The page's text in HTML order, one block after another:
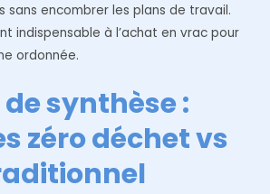
sans encombrer les plans de travail.
indispensable à l’achat en vrac pour
ordonnée.
synthèse :
zéro déchet vs